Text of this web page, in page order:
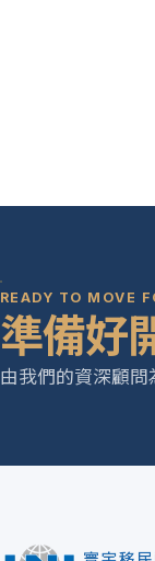
READY TO MOVE
準備好
由我們的資深顧